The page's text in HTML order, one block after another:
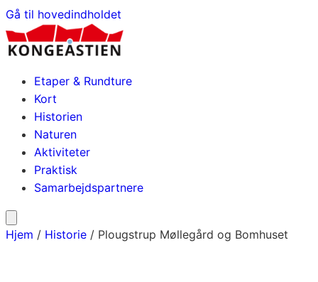
Gå til hovedindholdet
Etaper & Rundture
Kort
Historien
Naturen
Aktiviteter
Praktisk
Samarbejdspartnere
Hjem / Historie / Plougstrup Møllegård og Bomhuset